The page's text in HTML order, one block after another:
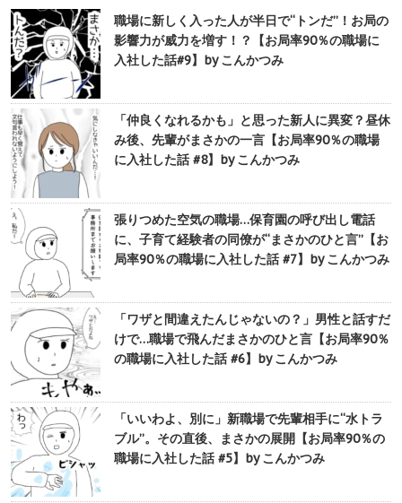
職場に新しく入った人が半日で“トンだ”！お局の
影響力が威力を増す！？【お局率90％の職場に
入社した話#9】by こんかつみ
「仲良くなれるかも」と思った新人に異変？昼休
み後、先輩がまさかの一言【お局率90％の職場
に入社した話 #8】by こんかつみ
張りつめた空気の職場…保育園の呼び出し電話
に、子育て経験者の同僚が“まさかのひと言”【お
局率90％の職場に入社した話 #7】by こんかつみ
「ワザと間違えたんじゃないの？」男性と話すだ
けで…職場で飛んだまさかのひと言【お局率90％
の職場に入社した話 #6】by こんかつみ
「いいわよ、別に」新職場で先輩相手に“水トラ
ブル”。その直後、まさかの展開【お局率90％の
職場に入社した話 #5】by こんかつみ